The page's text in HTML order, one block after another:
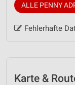
ALLE PENNY
Fehlerhafte
Karte &